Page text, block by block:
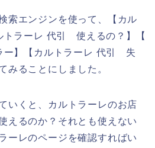
索エンジンを使って、【カル
トラーレ 代引 使えるの？】【
ー】【カルトラーレ 代引 失
みることにしました。
いくと、カルトラーレのお店
えるのか？それとも使えない
ーレのページを確認すればい